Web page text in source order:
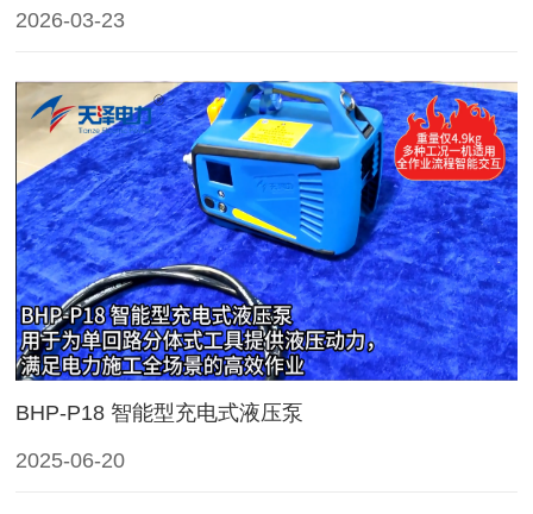
2026-03-23
BHP-P18 智能型充电式液压泵
2025-06-20